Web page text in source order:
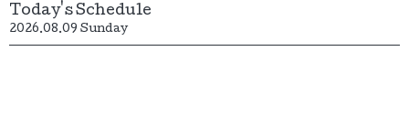
Today's Schedule
2026.08.09 Sunday